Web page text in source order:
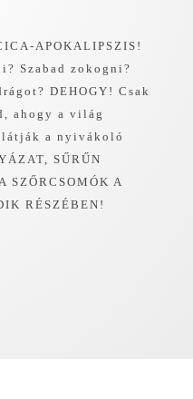
APOKALIPSZIS!
Szabad zokogni?
DEHOGY! Csak
ahogy a világ
a nyivákoló
SŰRŰN
SZŐRCSOMÓK A
RÉSZÉBEN!